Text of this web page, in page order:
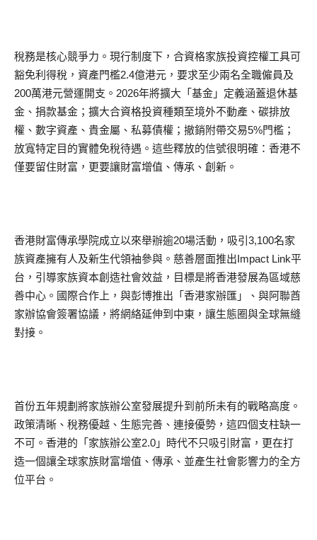
稅務是核心競爭力。現行制度下，合資格家族投資控權工具可
豁免利得稅，資產門檻2.4億港元，要求至少兩名全職僱員及
200萬港元營運開支。2026年將擴大「基金」定義涵蓋退休基
金、捐款基金；擴大合資格投資種類至境外不動產、碳排放
權、數字資產、貴金屬、私募債權；撤銷附帶交易5%門檻；
放寬特定目的實體免稅待遇。這些釋放的信號很明確：香港不
僅要留住財富，更要讓財富增值、傳承、創新。
香港財富傳承學院成立以來舉辦逾20場活動，吸引3,100名家
族資產擁有人及新生代領袖參與。慈善層面推出Impact Link平
台，引導家族資本創造社會效益，目標是將香港發展為區域慈
善中心。國際合作上，與彭博推出「香港家辦匯」、與阿聯酋
家辦協會簽署協議，將網絡延伸到中東，讓生態圈與全球無縫
對接。
首份五年規劃將家族辦公室發展提升到前所未有的戰略高度。
政策清晰、稅務優越、生態完善、連接優勢，這四個支柱缺一
不可。香港的「家族辦公室2.0」時代不只吸引財富，更在打
造一個讓全球家族財富增值、傳承、並產生社會影響力的全方
位平台。